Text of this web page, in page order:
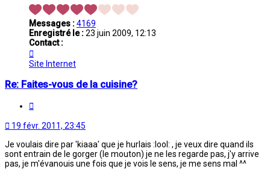
Messages :4169
Enregistré le :23 juin 2009, 12:13
Contact :
$anâa
Site Internet
Re: Faites-vous de la cuisine?
19 févr. 2011, 23:45
Je voulais dire par 'kiaaa' que je hurlais :lool: , je veux dire quand ils
sont entrain de le gorger (le mouton) je ne les regarde pas, j'y arrive
pas, je m'évanouis une fois que je vois le sens, je me sens mal ^^